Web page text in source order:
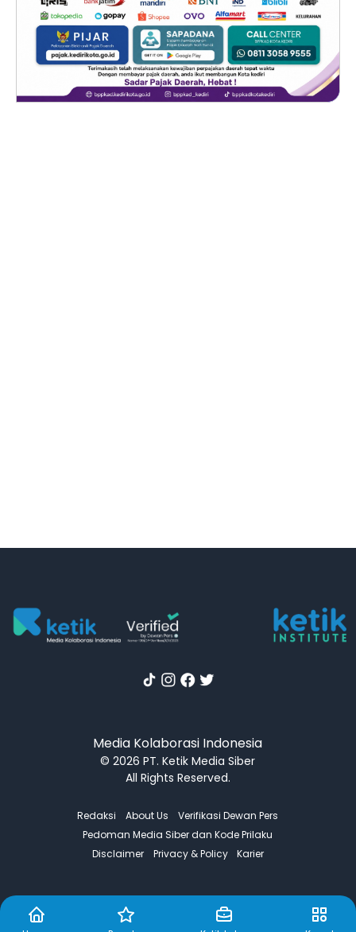
Media Kolaborasi Indonesia
© 2026 PT. Ketik Media Siber
All Rights Reserved.
Redaksi About Us
Verifikasi Dewan Pers
Pedoman Media Siber dan Kode Prilaku
Disclaimer
Privacy & Policy Karier